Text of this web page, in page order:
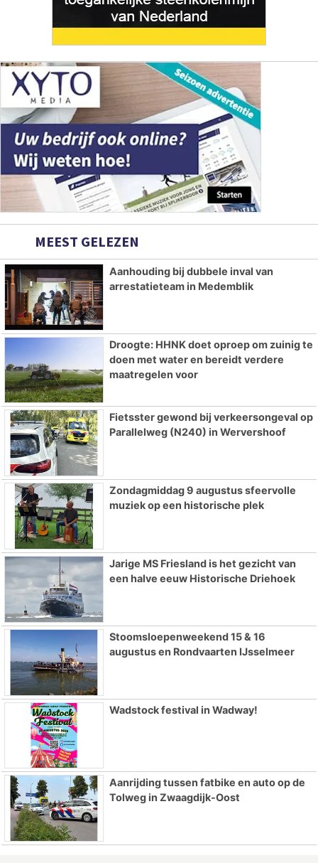
MEEST GELEZEN
Aanhouding bij dubbele inval van
arrestatieteam in Medemblik
Droogte: HHNK doet oproep om zuinig te
doen met water en bereidt verdere
maatregelen voor
Fietsster gewond bij verkeersongeval op
Parallelweg (N240) in Wervershoof
Zondagmiddag 9 augustus sfeervolle
muziek op een historische plek
Jarige MS Friesland is het gezicht van
een halve eeuw Historische Driehoek
Stoomsloepenweekend 15 & 16
augustus en Rondvaarten IJsselmeer
Wadstock festival in Wadway!
Aanrijding tussen fatbike en auto op de
Tolweg in Zwaagdijk-Oost